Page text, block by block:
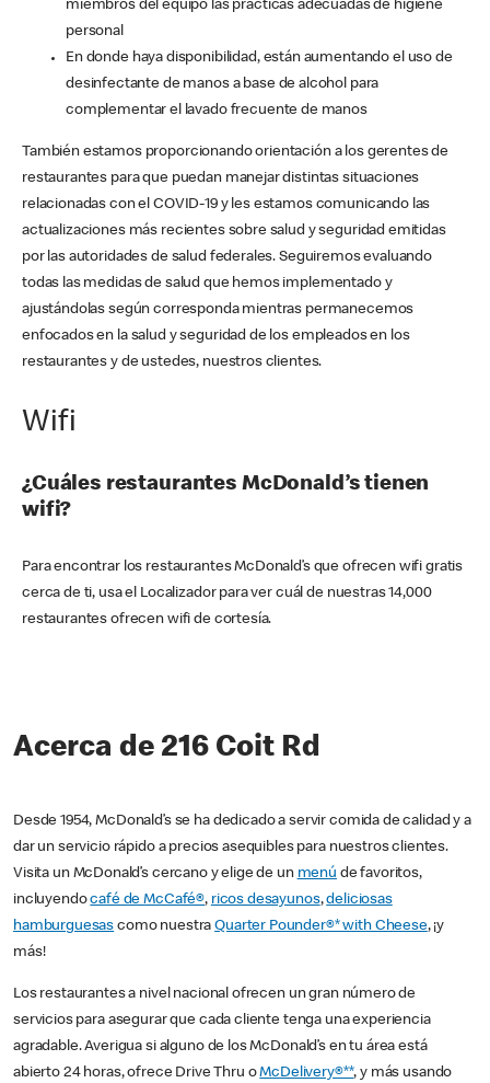
miembros del equipo las prácticas adecuadas de higiene
personal
En donde haya disponibilidad, están aumentando el uso de
desinfectante de manos a base de alcohol para
complementar el lavado frecuente de manos
También estamos proporcionando orientación a los gerentes de
restaurantes para que puedan manejar distintas situaciones
relacionadas con el COVID-19 y les estamos comunicando las
actualizaciones más recientes sobre salud y seguridad emitidas
por las autoridades de salud federales. Seguiremos evaluando
todas las medidas de salud que hemos implementado y
ajustándolas según corresponda mientras permanecemos
enfocados en la salud y seguridad de los empleados en los
restaurantes y de ustedes, nuestros clientes.
Wifi
¿Cuáles restaurantes McDonald’s tienen
wifi?
Para encontrar los restaurantes McDonald’s que ofrecen wifi gratis
cerca de ti, usa el Localizador para ver cuál de nuestras 14,000
restaurantes ofrecen wifi de cortesía.
Acerca de 216 Coit Rd
Desde 1954, McDonald’s se ha dedicado a servir comida de calidad y a
dar un servicio rápido a precios asequibles para nuestros clientes.
Visita un McDonald’s cercano y elige de un menú de favoritos,
incluyendocafé de McCafé®, ricos desayunos,deliciosas
hamburguesas como nuestraQuarter Pounder®* with Cheese, ¡y
más!
Los restaurantes a nivel nacional ofrecen un gran número de
servicios para asegurar que cada cliente tenga una experiencia
agradable. Averigua si alguno de los McDonald’s en tu área está
abierto 24 horas, ofrece Drive Thru oMcDelivery®**, y más usando